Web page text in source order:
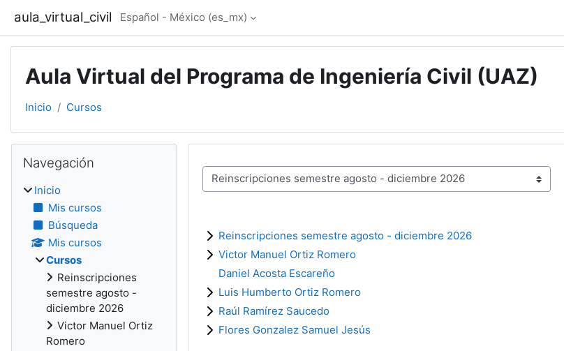
aula_virtual_civil Español - México ‎(es_mx)‎
Aula Virtual del Programa de Ingeniería Civil (UAZ)
Inicio Cursos
Categorías
Reinscripciones semestre agosto - diciembre 2026
Victor Manuel Ortiz Romero
Daniel Acosta Escareño
Luis Humberto Ortiz Romero
Raúl Ramírez Saucedo
Flores Gonzalez Samuel Jesús
Bloques
Navegación
Inicio
Mis cursos
Búsqueda
Mis cursos
Cursos
Reinscripciones
semestre agosto -
diciembre 2026
Victor Manuel Ortiz
Romero